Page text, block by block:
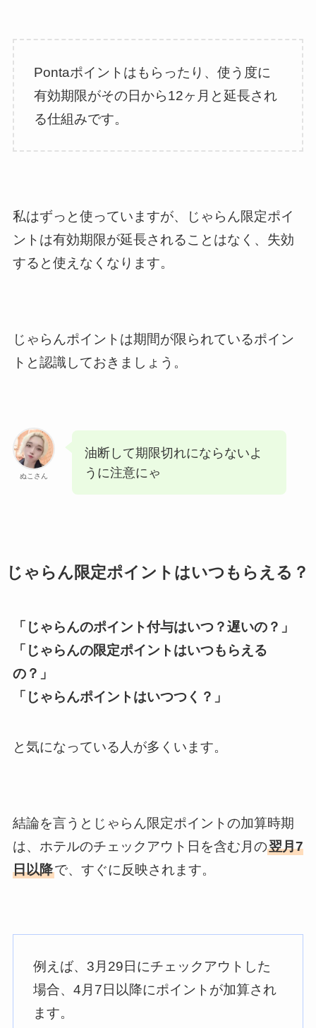
Pontaポイントはもらったり、使う度に
有効期限がその日から12ヶ月と延長され
る仕組みです。
私はずっと使っていますが、じゃらん限定ポイ
ントは有効期限が延長されることはなく、失効
すると使えなくなります。
じゃらんポイントは期間が限られているポイン
トと認識しておきましょう。
ぬこさん
油断して期限切れにならないよ
うに注意にゃ
じゃらん限定ポイントはいつもらえる？
「じゃらんのポイント付与はいつ？遅いの？」
「じゃらんの限定ポイントはいつもらえる
の？」
「じゃらんポイントはいつつく？」
と気になっている人が多くいます。
結論を言うとじゃらん限定ポイントの加算時期
は、ホテルのチェックアウト日を含む月の翌月7
日以降で、すぐに反映されます。
例えば、3月29日にチェックアウトした
場合、4月7日以降にポイントが加算され
ます。